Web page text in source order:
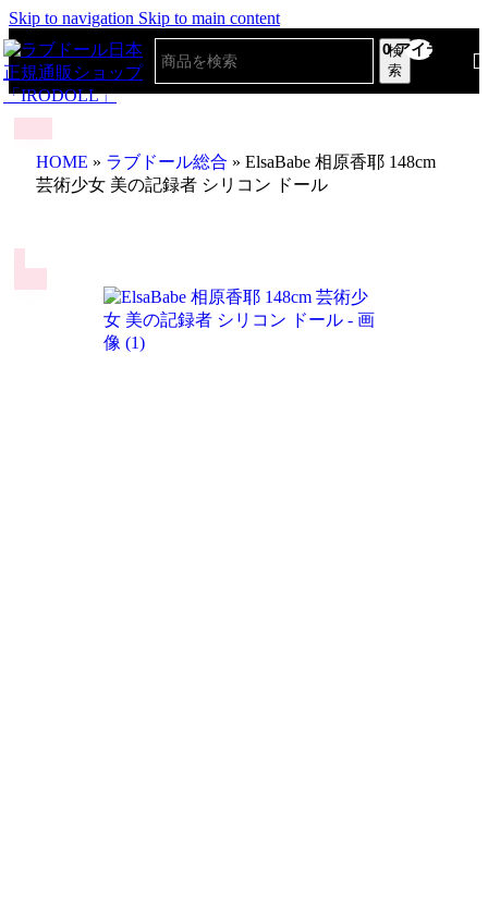
Skip to navigation Skip to main content
検
索
0アイテム
HOME » ラブドール総合 » ElsaBabe 相原香耶 148cm
芸術少女 美の記録者 シリコン ドール